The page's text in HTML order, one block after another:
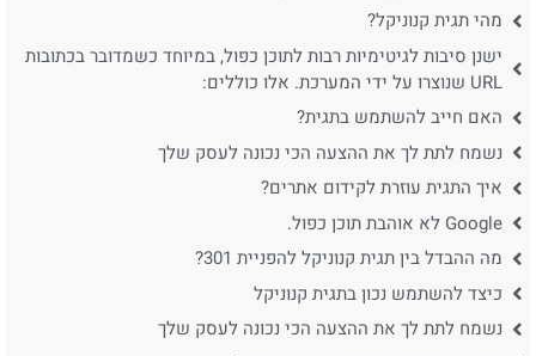
מהי תגית קנוניקל?
ישנן סיבות לגיטימיות רבות לתוכן כפול, במיוחד כשמדובר בכתובות
URL שנוצרו על ידי המערכת. אלו כוללים:
האם חייב להשתמש בתגית?
נשמח לתת לך את ההצעה הכי נכונה לעסק שלך
איך התגית עוזרת לקידום אתרים?
Google לא אוהבת תוכן כפול.
מה ההבדל בין תגית קנוניקל להפניית 301?
כיצד להשתמש נכון בתגית קנוניקל
נשמח לתת לך את ההצעה הכי נכונה לעסק שלך